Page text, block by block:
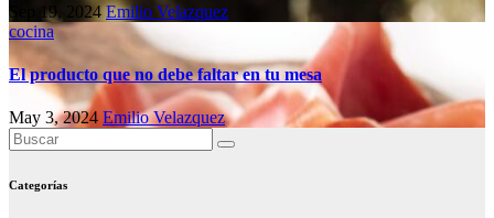
Sep 19, 2024Emilio Velazquez
cocina
El producto que no debe faltar en tu mesa
May 3, 2024 Emilio Velazquez
Categorías